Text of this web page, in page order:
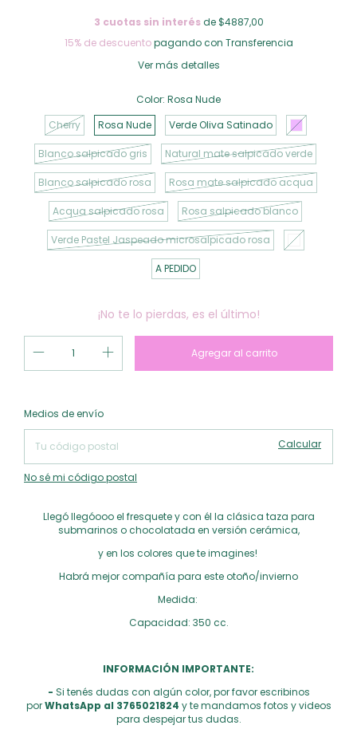
3 cuotas sin interésde $4887,00
15% de descuentopagando con Transferencia
Ver más detalles
Color: Rosa Nude
Cherry
Rosa Nude Verde Oliva Satinado
Blanco salpicado gris Natural mate salpicado verde
Blanco salpicado rosa Rosa mate salpicado acqua
Acqua salpicado rosa Rosa salpicado blanco
Verde Pastel Jaspeado microsalpicado rosa
A PEDIDO
¡No te lo pierdas, es el último!
Entregas para el CP:
Medios de envío
Calcular
No sé mi código postal
Llegó llegóooo el fresquete y con él la clásica taza para
submarinos o chocolatada en versión cerámica,
y en los colores que te imagines!
Habrá mejor compañía para este otoño/invierno
Medida:
Capacidad: 350 cc.
INFORMACIÓN IMPORTANTE:
- Si tenés dudas con algún color, por favor escribinos
porWhatsApp al 3765021824 y te mandamos fotos y videos
para despejar tus dudas.